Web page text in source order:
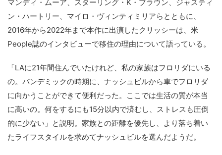
マンディ・ムーア、スターリング・K・ブラウン、ジャスティ
ン・ハートリー、マイロ・ヴィンティミリアらとともに、
2016年から2022年まで本作に出演したクリッシーは、米
People誌のインタビューで移住の理由について語っている。
「LAに21年間住んでいたけれど、私の家族はフロリダにいる
の。パンデミックの時期に、ナッシュビルから車でフロリダ
に向かうことができて便利だった。ここでは生活の質が本当
に高いの。何をするにも15分以内で済むし、ストレスも圧倒
的に少ない」と説明。家族との距離を優先し、より落ち着い
たライフスタイルを求めてナッシュビルを選んだようだ。